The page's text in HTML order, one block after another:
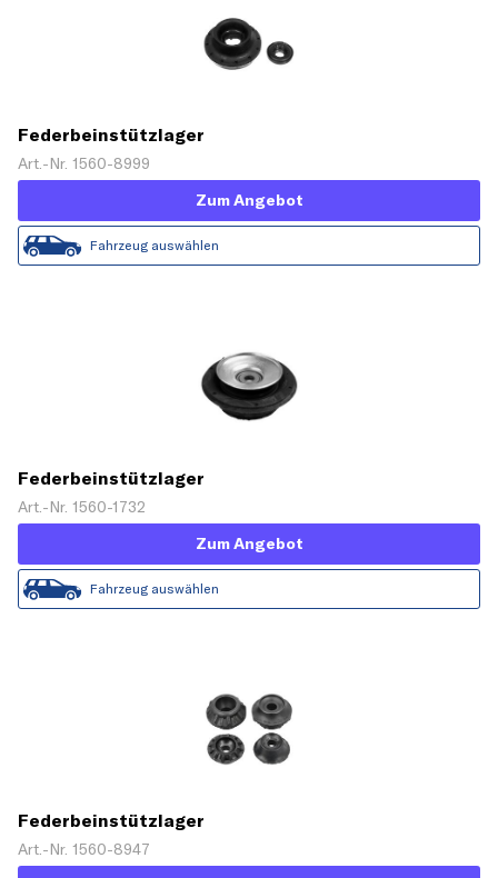
Federbeinstützlager
Art.-Nr. 1560-8999
Zum Angebot
Fahrzeug auswählen
Federbeinstützlager
Art.-Nr. 1560-1732
Zum Angebot
Fahrzeug auswählen
Federbeinstützlager
Art.-Nr. 1560-8947